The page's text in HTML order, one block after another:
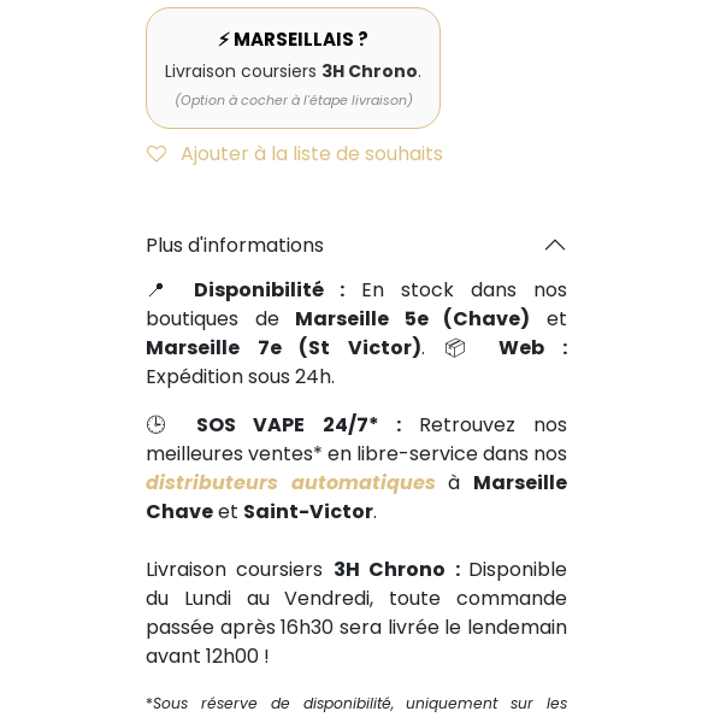
⚡ MARSEILLAIS ?
Livraison coursiers 3H Chrono.
(Option à cocher à l'étape livraison)
Ajouter à la liste de souhaits
Plus d'informations
📍 Disponibilité : En stock dans nos
boutiques de Marseille 5e (Chave) et
Marseille 7e (St Victor). 📦Web :
Expédition sous 24h.
🕒 SOS VAPE 24/7* :Retrouvez nos
meilleures ventes* en libre-service dans nos
distributeurs automatiques à Marseille
Chaveet Saint-Victor.
Livraison coursiers 3H Chrono : Disponible
du Lundi au Vendredi, toute commande
passée après 16h30 sera livrée le lendemain
avant 12h00 !
*Sous réserve de disponibilité, uniquement sur les